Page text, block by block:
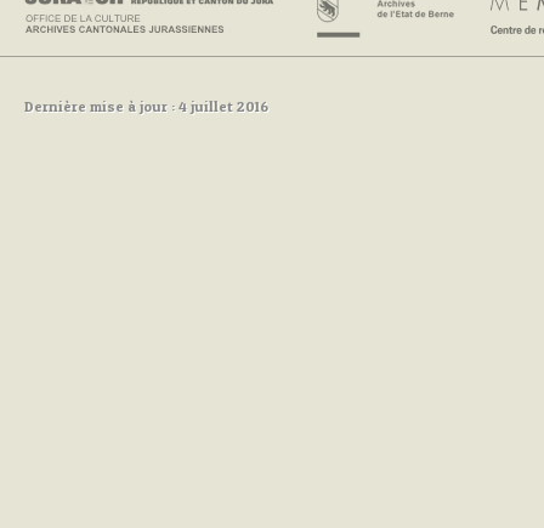
Dernière mise à jour : 4 juillet 2016